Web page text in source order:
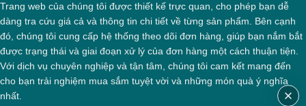
Hộp xi 3 hũ mứt
Trang web của chúng tôi được thiết kế trực quan, cho phép bạn dễ
dàng tra cứu giá cả và thông tin chi tiết về từng sản phẩm. Bên cạnh
đó, chúng tôi cung cấp hệ thống theo dõi đơn hàng, giúp bạn nắm bắt
được trạng thái và giai đoạn xử lý của đơn hàng một cách thuận tiện.
Với dịch vụ chuyên nghiệp và tận tâm, chúng tôi cam kết mang đến
cho bạn trải nghiệm mua sắm tuyệt vời và những món quà ý nghĩa
nhất.